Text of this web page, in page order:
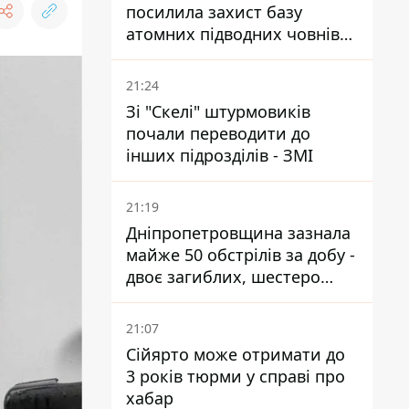
посилила захист базу
атомних підводних човнів
за 7400 км від України
21:24
Зі "Скелі" штурмовиків
почали переводити до
інших підрозділів - ЗМІ
21:19
Дніпропетровщина зазнала
майже 50 обстрілів за добу -
двоє загиблих, шестеро
постраждалих
21:07
Сійярто може отримати до
3 років тюрми у справі про
хабар